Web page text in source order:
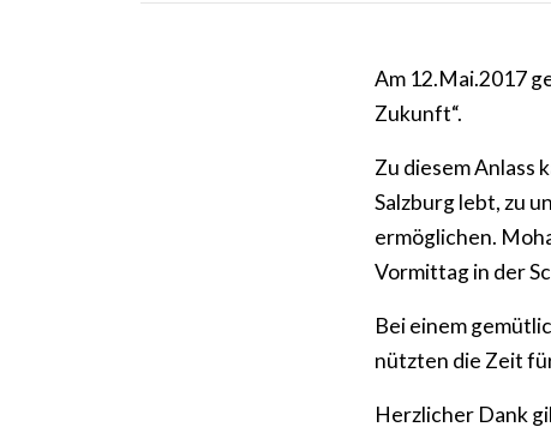
Am 12.Mai.2017
Zukunft“.
Zu diesem Anlass
Salzburg lebt, zu
ermöglichen.
Vormittag in der
Bei einem
nützten die Zeit
Herzlicher Dank